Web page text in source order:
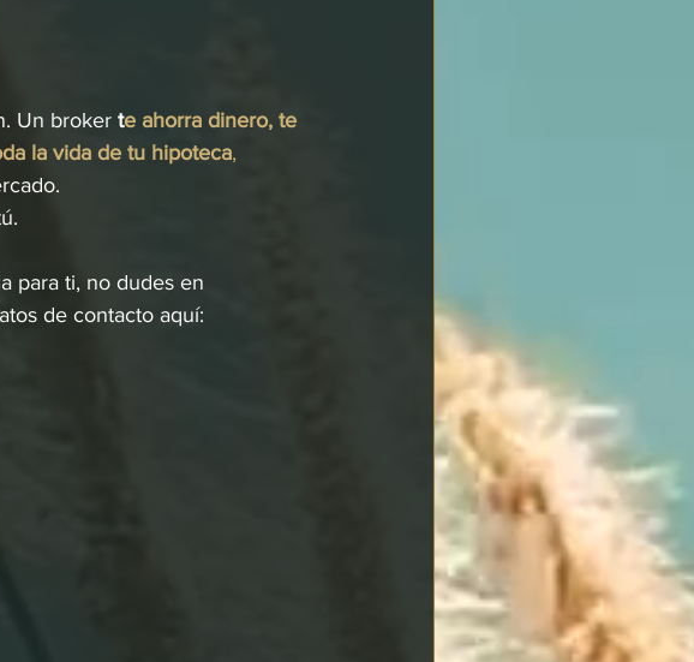
Un broker te ahorra dinero, te
la vida de tu hipoteca,
para ti, no dudes en
de contacto aquí: